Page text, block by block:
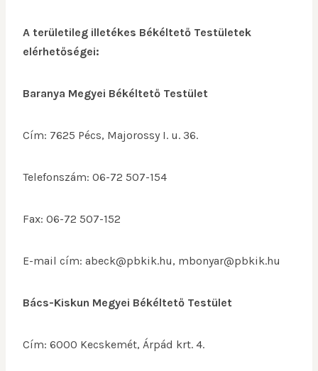
A területileg illetékes Békéltető Testületek
elérhetőségei:
Baranya Megyei Békéltető Testület
Cím: 7625 Pécs, Majorossy I. u. 36.
Telefonszám: 06-72 507-154
Fax: 06-72 507-152
E-mail cím: abeck@pbkik.hu, mbonyar@pbkik.hu
Bács-Kiskun Megyei Békéltető Testület
Cím: 6000 Kecskemét, Árpád krt. 4.